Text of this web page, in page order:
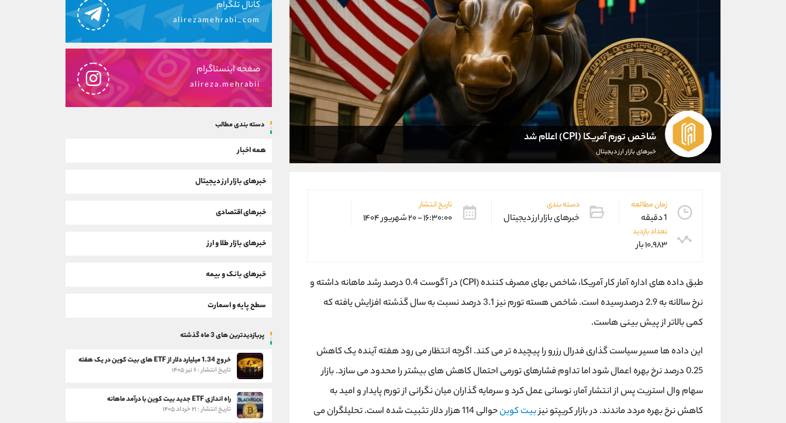
شاخص تورم آمریکا (CPI) اعلام شد
خبرهای بازار ارز دیجیتال
زمان مطالعه
1 دقیقه
دسته بندی
خبرهای بازار ارز دیجیتال
تاریخ انتشار
۱۶:۳۰:۰۰ - ۲۰ شهریور ۱۴۰۴
تعداد بازدید
۱۰,۹۸۳ بار
طبق داده های اداره آمار کار آمریکا، شاخص بهای مصرف کننده (CPI) در آگوست 0.4 درصد رشد ماهانه داشته و
نرخ سالانه به 2.9 درصدرسیده است. شاخص هسته تورم نیز 3.1 درصد نسبت به سال گذشته افزایش یافته که
کمی بالاتر از پیش بینی هاست.
این داده ها مسیر سیاست گذاری فدرال رزرو را پیچیده تر می کند. اگرچه انتظار می رود هفته آینده یک کاهش
0.25 درصد نرخ بهره اعمال شود اما تداوم فشارهای تورمی احتمال کاهش های بیشتر را محدود می سازد. بازار
سهام وال استریت پس از انتشار آمار، نوسانی عمل کرد و سرمایه گذاران میان نگرانی از تورم پایدار و امید به
کاهش نرخ بهره مردد ماندند. در بازار کریپتو نیزبیت کوین
حوالی 114 هزار دلار تثبیت شده است. تحلیلگران می
کانال تلگرام
alirezamehrabi_com
صفحه اینستاگرام
alireza.mehrabii
دسته بندی مطالب
همه اخبار
خبرهای بازار ارز دیجیتال
خبرهای اقتصادی
خبرهای بازار طلا و ارز
خبرهای بانک و بیمه
سطح پایه و اسمارت
پربازدیدترین های 3 ماه گذشته
خروج 1.34 میلیارد دلار از ETF های بیت کوین در یک هفته
تاریخ انتشار : ۶ تیر ۱۴۰۵
راه اندازی ETF جدید بیت کوین با درآمد ماهانه
تاریخ انتشار : ۲۱ خرداد ۱۴۰۵